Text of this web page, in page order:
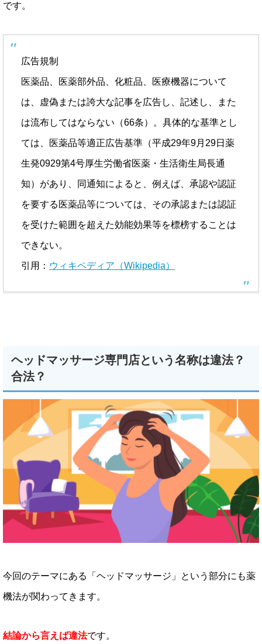
です。
広告規制
医薬品、医薬部外品、化粧品、医療機器について
は、虚偽または誇大な記事を広告し、記述し、また
は流布してはならない（66条）。具体的な基準とし
ては、医薬品等適正広告基準（平成29年9月29日薬
生発0929第4号厚生労働省医薬・生活衛生局長通
知）があり、同通知によると、例えば、承認や認証
を要する医薬品等については、その承認または認証
を受けた範囲を超えた効能効果等を標榜することは
できない。
引用： ウィキペディア（Wikipedia）
ヘッドマッサージ専門店という名称は違法？
合法？
今回のテーマにある「ヘッドマッサージ」という部分にも薬
機法が関わってきます。
結論から言えば違法です。